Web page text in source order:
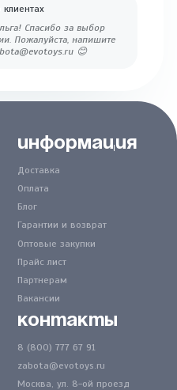
Спасибо за выбор
Пожалуйста, напишите
😊
Информация
Доставка
Оплата
Блог
Гарантии и возврат
Оптовые закупки
Прайс лист
Партнерам
Вакансии
Контакты
8 (800) 777 67 91
zabota@evotoys.ru
Москва, ул. 8-ой проезд